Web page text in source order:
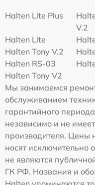
Halten Lite Plus
V.2
Halten Lite
Halten Tony V.2
Halten RS-03
Halten Tony V2
Мы занимаемся
обслуживанием
гарантийного
независимо и не
производителя. Цены
носят исключительно
не являются
ГК РФ. Названия и